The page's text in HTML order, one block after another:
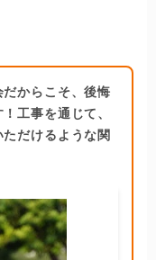
からこそ、後悔
工事を通じて、
だけるような関